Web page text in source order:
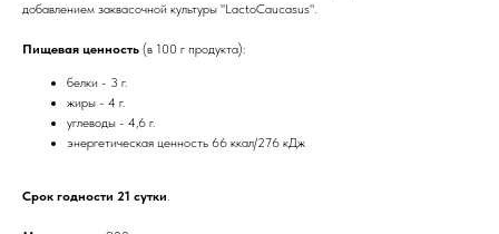
добавлением заквасочной культуры "LactoCaucasus".
Пищевая ценность (в 100 г продукта):
белки - 3 г.
жиры - 4 г.
углеводы - 4,6 г.
энергетическая ценность 66 ккал/276 кДж
Срок годности 21 сутки.